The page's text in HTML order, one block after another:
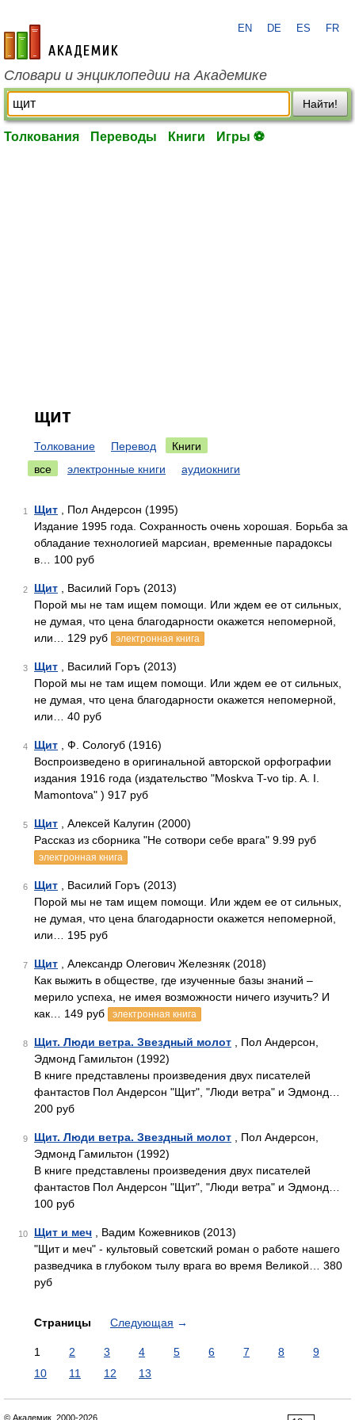
academic.ru
EN DE ES FR
Словари и энциклопедии на Академике
Найти!
Толкования Переводы Книги Игры ⚽
щит
Толкование Перевод
Книги
все
электронные книги аудиокниги
1 Щит , Пол Андерсон (1995)
Издание 1995 года. Сохранность очень хорошая. Борьба за
обладание технологией марсиан, временные парадоксы
в… 100 руб
2 Щит , Василий Горъ (2013)
Порой мы не там ищем помощи. Или ждем ее от сильных,
не думая, что цена благодарности окажется непомерной,
или… 129 руб
электронная книга
3 Щит , Василий Горъ (2013)
Порой мы не там ищем помощи. Или ждем ее от сильных,
не думая, что цена благодарности окажется непомерной,
или… 40 руб
4 Щит , Ф. Сологуб (1916)
Воспроизведено в оригинальной авторской орфографии
издания 1916 года (издательство "Moskva T-vo tip. A. I.
Mamontova" ) 917 руб
5 Щит , Алексей Калугин (2000)
Рассказ из сборника "Не сотвори себе врага" 9.99 руб
электронная книга
6 Щит , Василий Горъ (2013)
Порой мы не там ищем помощи. Или ждем ее от сильных,
не думая, что цена благодарности окажется непомерной,
или… 195 руб
7 Щит , Александр Олегович Железняк (2018)
Как выжить в обществе, где изученные базы знаний –
мерило успеха, не имея возможности ничего изучить? И
как… 149 руб
электронная книга
8 Щит. Люди ветра. Звездный молот , Пол Андерсон,
Эдмонд Гамильтон (1992)
В книге представлены произведения двух писателей
фантастов Пол Андерсон "Щит", "Люди ветра" и Эдмонд…
200 руб
9 Щит. Люди ветра. Звездный молот , Пол Андерсон,
Эдмонд Гамильтон (1992)
В книге представлены произведения двух писателей
фантастов Пол Андерсон "Щит", "Люди ветра" и Эдмонд…
100 руб
10 Щит и меч , Вадим Кожевников (2013)
"Щит и меч" - культовый советский роман о работе нашего
разведчика в глубоком тылу врага во время Великой… 380
руб
Страницы Следующая →
1 2 3 4 5 6 7 8
9
10
11 12 13
© Академик, 2000-2026